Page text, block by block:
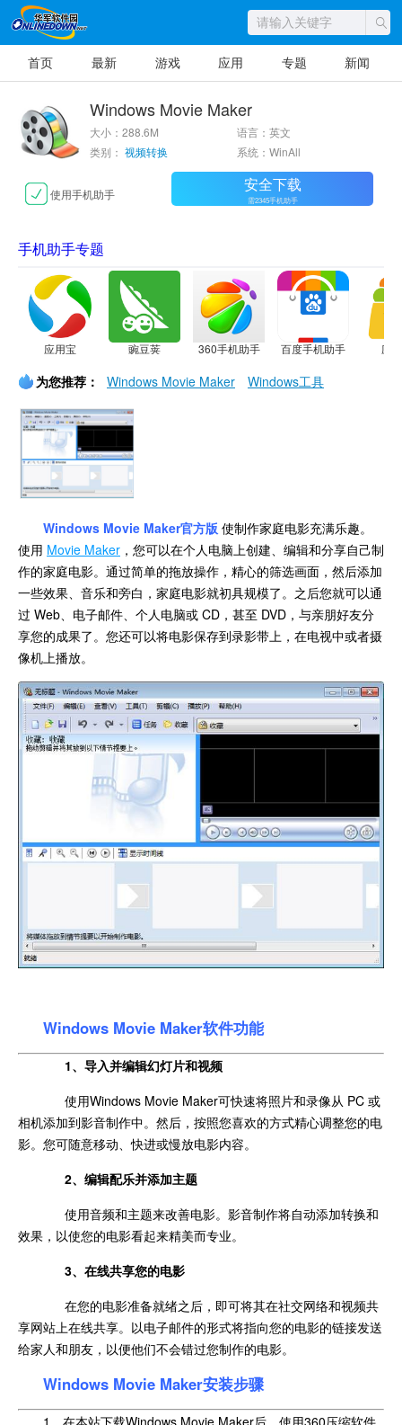
首页 最新 游戏 应用 专题 新闻
Windows Movie Maker
大小：288.6M
语言：英文
类别： 视频转换 系统：WinAll
使用手机助手 安全下载
需2345手机助手
手机助手专题
应用宝 豌豆荚 360手机助手 百度手机助手 应
为您推荐： Windows Movie Maker Windows工具
Windows Movie Maker官方版 使制作家庭电影充满乐趣。
使用 Movie Maker ，您可以在个人电脑上创建、编辑和分享自己制
作的家庭电影。通过简单的拖放操作，精心的筛选画面，然后添加
一些效果、音乐和旁白，家庭电影就初具规模了。之后您就可以通
过 Web、电子邮件、个人电脑或 CD，甚至 DVD，与亲朋好友分
享您的成果了。您还可以将电影保存到录影带上，在电视中或者摄
像机上播放。
Windows Movie Maker软件功能
1、导入并编辑幻灯片和视频
使用Windows Movie Maker可快速将照片和录像从 PC 或
相机添加到影音制作中。然后，按照您喜欢的方式精心调整您的电
影。您可随意移动、快进或慢放电影内容。
2、编辑配乐并添加主题
使用音频和主题来改善电影。影音制作将自动添加转换和
效果，以使您的电影看起来精美而专业。
3、在线共享您的电影
在您的电影准备就绪之后，即可将其在社交网络和视频共
享网站上在线共享。以电子邮件的形式将指向您的电影的链接发送
给家人和朋友，以便他们不会错过您制作的电影。
Windows Movie Maker安装步骤
1、在本站下载Windows Movie Maker后，使用360压缩软件